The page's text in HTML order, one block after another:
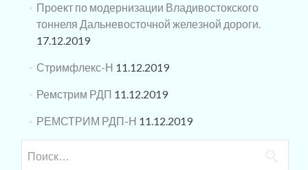
Проект по модернизации Владивостокского
тоннеля Дальневосточной железной дороги.
17.12.2019
Стримфлекс-Н 11.12.2019
Ремстрим РДП 11.12.2019
РЕМСТРИМ РДП-Н 11.12.2019